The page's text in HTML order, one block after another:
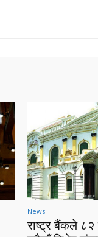
News
राष्ट्र बैंकले ८२